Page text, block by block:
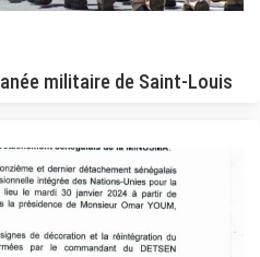
militaire de Saint-Louis